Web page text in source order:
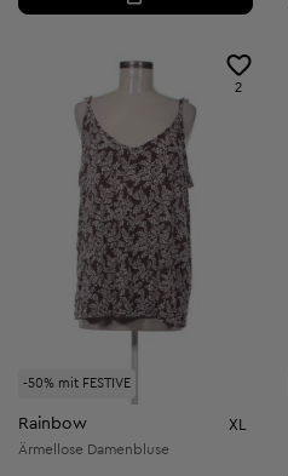
-50% mit FESTIVE
2
Rainbow XL
Ärmellose Damenbluse